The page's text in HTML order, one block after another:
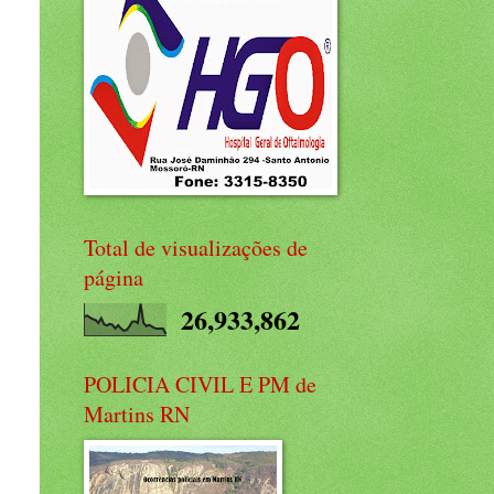
Total de visualizações de
página
26,933,862
POLICIA CIVIL E PM de
Martins RN